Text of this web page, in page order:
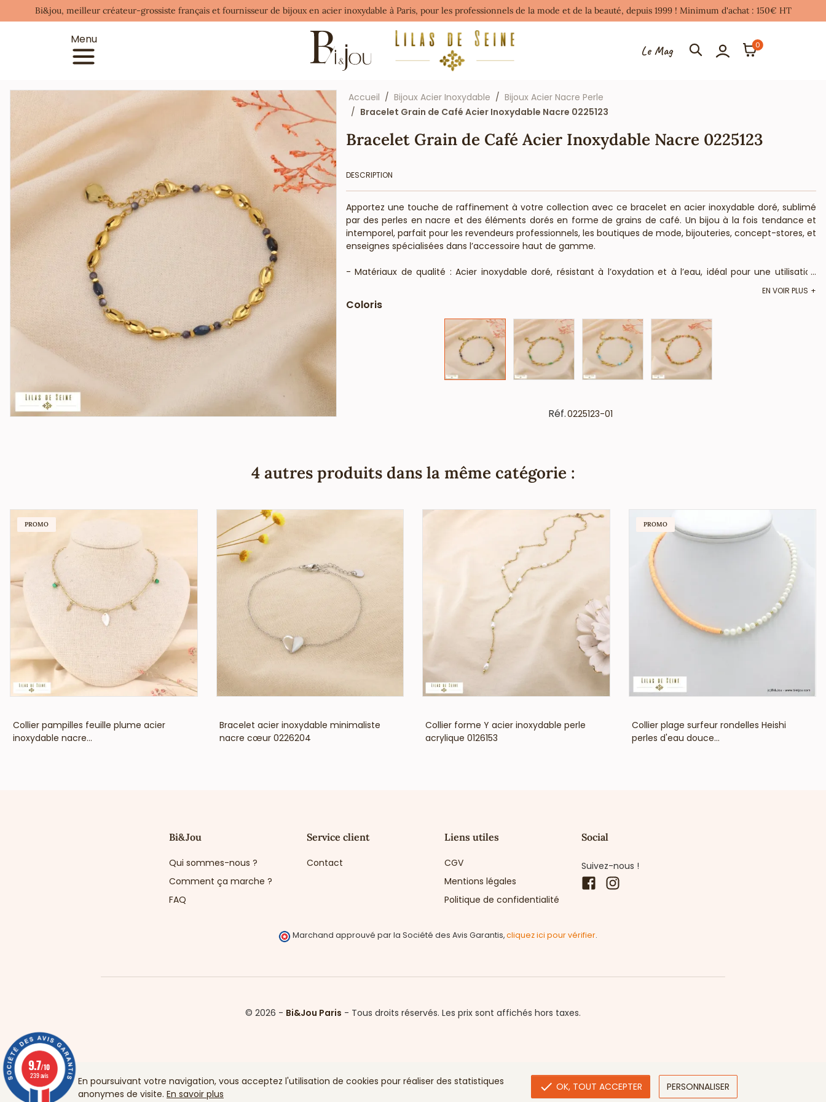
Bi&jou, meilleur créateur-grossiste français et fournisseur de bijoux en acier inoxydable à Paris, pour les professionnels de la mode et de la beauté, depuis 1999 ! Minimum d'achat : 150€ HT
Menu
Le Mag 0
Accueil Bijoux Acier Inoxydable
Bijoux Acier Nacre Perle
Bracelet Grain de Café Acier Inoxydable Nacre 0225123
Bracelet Grain de Café Acier Inoxydable Nacre 0225123
DESCRIPTION
Apportez une touche de raffinement à votre collection avec ce bracelet en acier inoxydable doré, sublimé
par des perles en nacre et des éléments dorés en forme de grains de café. Un bijou à la fois tendance et
intemporel, parfait pour les revendeurs professionnels, les boutiques de mode, bijouteries, concept-stores, et
enseignes spécialisées dans l’accessoire haut de gamme.
- Matériaux de qualité : Acier inoxydable doré, résistant à l’oxydation et à l’eau, idéal pour une utilisation
- Détails raffinés : Association harmonieuse de perles turquoises et d’éléments dorés pour une allure
sophistiquée et bohème.
- Ajustable et Confortable : La longueur déployée est de 16 cm environ. Fermoir mousqueton avec chaînette
d’extension de 3 cm environ pour un ajustement optimal sur tous les poignets.
- Polyvalence : Ce bracelet chic et tendance s’intègre parfaitement aux sélections des salons de coiffure,
instituts de beauté, ongleries, magasins de cadeaux, et autres enseignes spécialisées dans les accessoires
Ajoutez ce bracelet bohème chic à votre collection dès maintenant !
...
EN VOIR PLUS
Coloris
Réf.0225123-01
4 autres produits dans la même catégorie :
Collier pampilles feuille plume acier
inoxydable nacre...
PROMO
Bracelet acier inoxydable minimaliste
nacre cœur 0226204
Collier forme Y acier inoxydable perle
acrylique 0126153
Collier plage surfeur rondelles Heishi
perles d'eau douce...
PROMO
Bi&Jou
Qui sommes-nous ?
Comment ça marche ?
FAQ
Service client
Contact
Liens utiles
CGV
Mentions légales
Politique de confidentialité
Social
Suivez-nous !
Facebook
Marchand approuvé par la Société des Avis Garantis,cliquez ici pour vérifier.
© 2026 - Bi&Jou Paris - Tous droits réservés. Les prix sont affichés hors taxes.
En poursuivant votre navigation, vous acceptez l'utilisation de cookies pour réaliser des statistiques
anonymes de visite. En savoir plus  OK, TOUT ACCEPTER PERSONNALISER
9.7/10
239 avis